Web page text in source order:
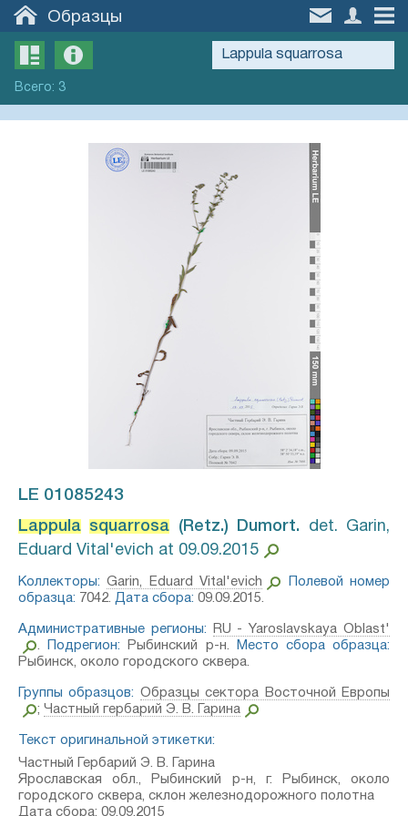
Образцы
Всего: 3
LE 01085243
Lappula squarrosa (Retz.) Dumort.⁣
det. Garin,
Eduard Vital'evich at 09.09.2015
Коллекторы: Garin, Eduard Vital'evich
Полевой номер
образца: 7042. Дата сбора: 09.09.2015.
Административные регионы:
RU - Yaroslavskaya Oblast'
.
Подрегион: Рыбинский р-н.
Место сбора образца:
Рыбинск, около городского сквера.
Группы образцов: Образцы сектора Восточной Европы
; Частный гербарий Э. В. Гарина
Текст оригинальной этикетки:
Частный Гербарий Э. В. Гарина
Ярославская обл., Рыбинский р-н, г. Рыбинск, около
городского сквера, склон железнодорожного полотна
Дата сбора: 09.09.2015